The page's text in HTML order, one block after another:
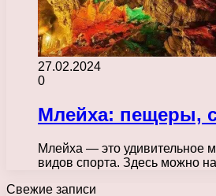
27.02.2024
0
Млейха: пещеры,
Млейха — это удивительное
видов спорта. Здесь можно
Свежие записи